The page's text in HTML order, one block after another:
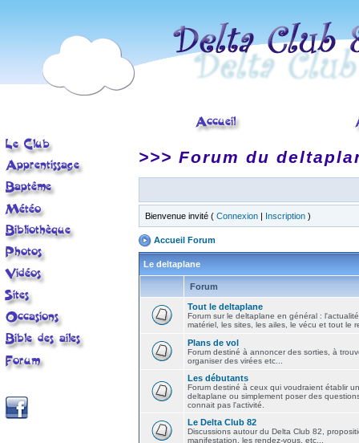
>>> Forum du
Bienvenue invité ( Connexion | Inscription )
Accueil Forum
Le deltaplane
Forum
Tout le deltaplane
Forum sur le deltaplane en général :
matériel, les sites, les ailes, le vécu et tout le
Plans de vol
Forum destiné à annoncer des sorties, à
organiser des virées etc...
Les débutants
Forum destiné à ceux qui voudraient établir
deltaplane ou simplement poser des
connait pas l'activité.
Le Delta Club 82
Discussions autour du Delta Club 82,
manifestation, les rendez-vous, etc...